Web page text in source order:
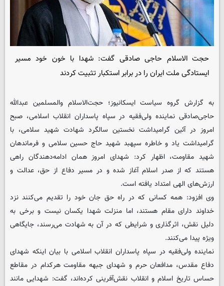
حجت الاسلام حاجی صادقی گفت: شهدا با خون خود مسیر
ایستادگی ملت ایران را در برابر استکبار تثبیت کردند
به گزارش گروه سیاست ایسکانیوز؛ حجت‌الاسلام والمسلمین عبدالله
حاجی‌صادقی نماینده ولی‌فقیه در سپاه پاسداران انقلاب اسلامی، صبح
امروز در آئین گرامیداشت نخستین سالگرد شهادت شهید سلامی، با
گرامیداشت یاد و خاطره سپهبد شهید حاج حسین سلامی و فرماندهان
شهید مقاومت، اظهار کرد: شهدای امروز همان ادامه‌دهندگان راهی
هستند که از صدر اسلام آغاز شده و در مسیر دفاع از حق، عدالت و
ارزش‌های الهی امتداد یافته است.
وی افزود: همه کسانی که در راه حق جان خود را تقدیم می‌کنند نزد
خداوند دارای مقام هستند، اما منزلت شهدا یکسان نیست و برخی به
دلیل نقش، اثرگذاری و شرایطی که در آن به شهادت می‌رسند، جایگاهی
ویژه پیدا می‌کنند.
نماینده ولی‌فقیه در سپاه پاسداران انقلاب اسلامی با بیان اینکه شهدای
دفاع مقدس، مدافعان حرم و شهدای جبهه مقاومت هرکدام در مقاطع
حساس تاریخ اسلام و انقلاب نقش‌آفرینی کرده‌اند، گفت: شهدایی مانند